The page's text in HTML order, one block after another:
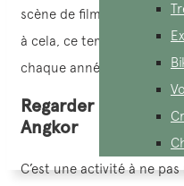
scène de film à succès «
à cela, ce temple attire
chaque année.
Regarder le lever et
Angkor
C’est une activité à ne